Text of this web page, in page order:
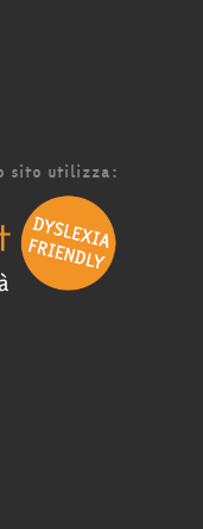
sito utilizza: